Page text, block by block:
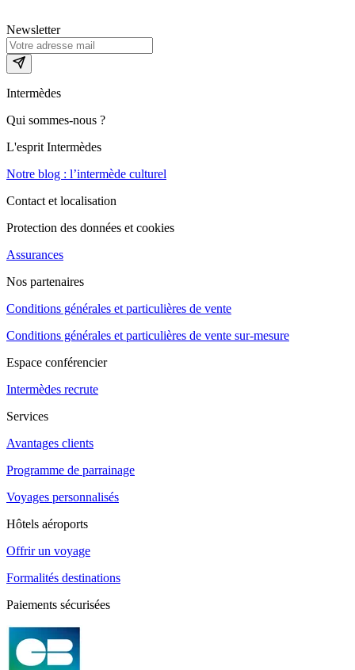
Newsletter
Intermèdes
Qui sommes-nous ?
L'esprit Intermèdes
Notre blog : l’intermède culturel
Contact et localisation
Protection des données et cookies
Assurances
Nos partenaires
Conditions générales et particulières de vente
Conditions générales et particulières de vente sur-mesure
Espace conférencier
Intermèdes recrute
Services
Avantages clients
Programme de parrainage
Voyages personnalisés
Hôtels aéroports
Offrir un voyage
Formalités destinations
Paiements sécurisées